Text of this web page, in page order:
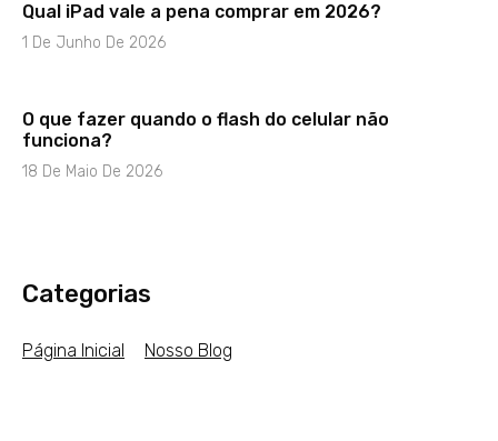
Qual iPad vale a pena comprar em 2026?
1 De Junho De 2026
O que fazer quando o flash do celular não
funciona?
18 De Maio De 2026
Categorias
Página Inicial Nosso Blog